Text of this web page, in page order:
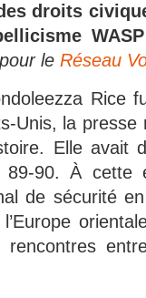
droits
le Réseau
Rice
Unis, la presse
Elle avait
90. À cette
de sécurité
rencontres